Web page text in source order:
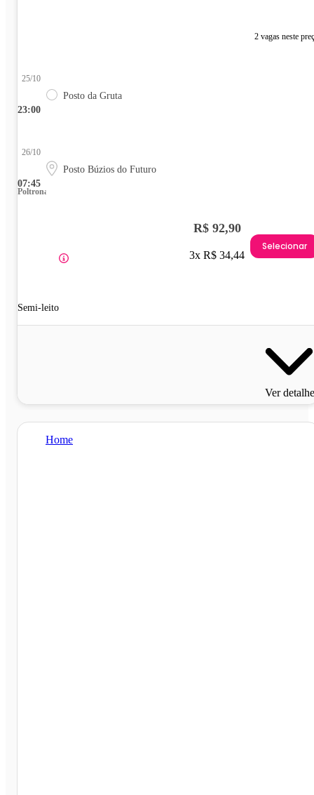
2 vagas neste
23:00
25/10
Posto da Gruta
07:45
26/10
Posto Búzios do Futuro
Poltrona
Semi-leito
R$ 92,90
3x R$ 34,44
Selecionar
Ver
Home